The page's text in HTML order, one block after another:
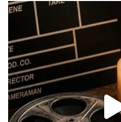
Recupera l'entrevista
tican News 👇
www.vaticannews.va/
07/carmina-historia-
espana-testimoni...
Foto
View on Facebook · Share